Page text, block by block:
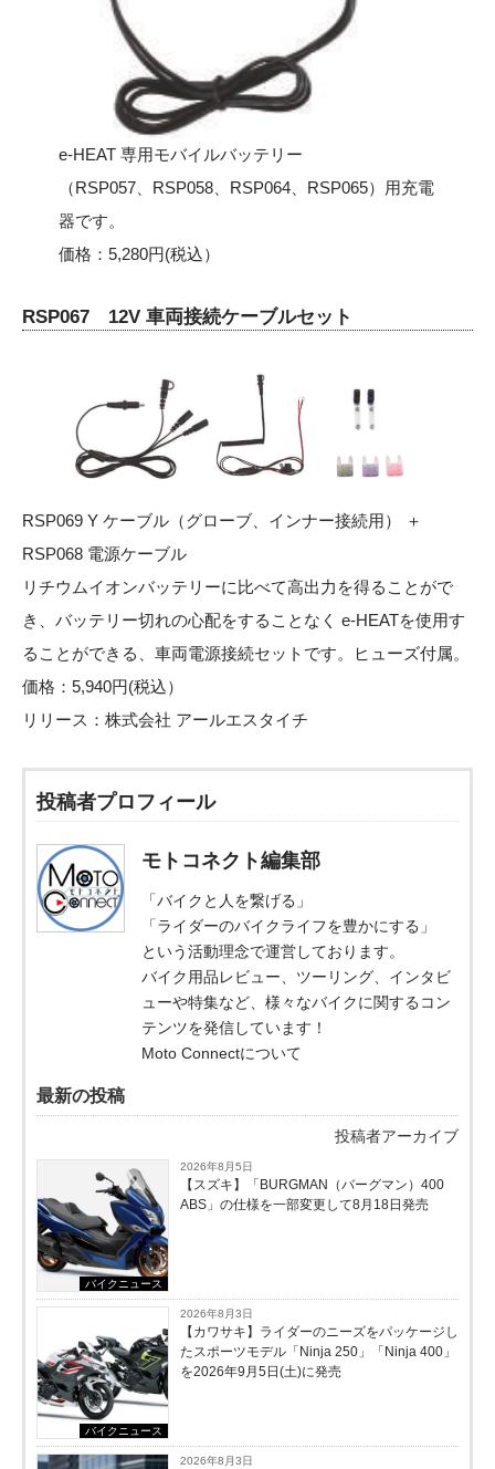
e-HEAT 専用モバイルバッテリー
（RSP057、RSP058、RSP064、RSP065）用充電
器です。
価格：5,280円(税込）
RSP067 12V 車両接続ケーブルセット
RSP069 Y ケーブル（グローブ、インナー接続用） ＋
RSP068 電源ケーブル
リチウムイオンバッテリーに比べて高出力を得ることがで
き、バッテリー切れの心配をすることなく e-HEATを使用す
ることができる、車両電源接続セットです。ヒューズ付属。
価格：5,940円(税込）
リリース： 株式会社 アールエスタイチ
投稿者プロフィール
モトコネクト編集部
「バイクと人を繋げる」
「ライダーのバイクライフを豊かにする」
という活動理念で運営しております。
バイク用品レビュー、ツーリング、インタビ
ューや特集など、様々なバイクに関するコン
テンツを発信しています！
Moto Connectについて
最新の投稿
投稿者アーカイブ
バイクニュース
2026年8月5日
【スズキ】「BURGMAN（バーグマン）400
ABS」の仕様を一部変更して8月18日発売
バイクニュース
2026年8月3日
【カワサキ】ライダーのニーズをパッケージし
たスポーツモデル「Ninja 250」「Ninja 400」
を2026年9月5日(土)に発売
2026年8月3日